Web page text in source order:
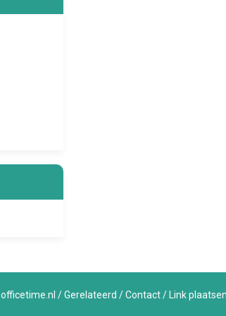
officetime.nl /Gerelateerd /Contact/Link